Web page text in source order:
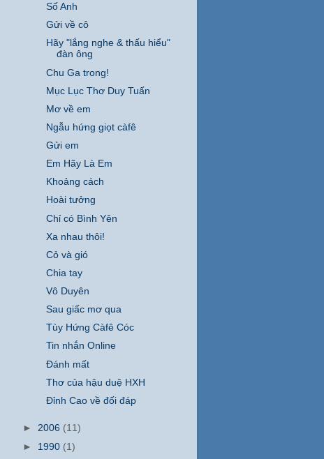
Số Anh
Gửi về cô
Hãy "lắng nghe & thấu hiểu"
đàn ông
Chu Ga trong!
Mục Lục Thơ Duy Tuấn
Mơ về em
Ngẫu hứng giọt càfê
Gửi em
Em Hãy Là Em
Khoảng cách
Hoài tưởng
Chỉ có Bình Yên
Xa nhau thôi!
Cỏ và gió
Chia tay
Vô Duyên
Sau giấc mơ qua
Tùy Hứng Càfê Cóc
Tin nhắn Online
Đánh mất
Thơ của hậu duệ HXH
Đỉnh Cao về đối đáp
► 2006 (11)
► 1990 (1)